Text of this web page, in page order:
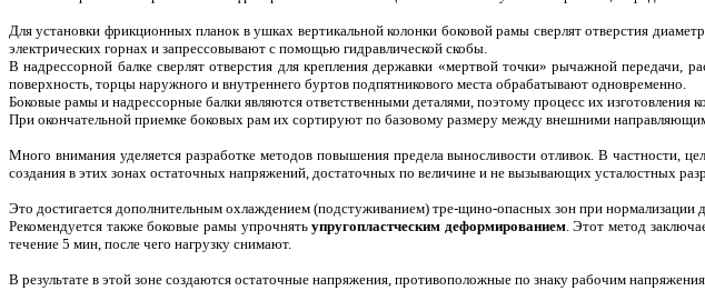
Для установки фрикционных планок в ушках вертикальной колонки боковой рамы сверлят отверстия
электрических горнах и запрессовывают с помощью гидравлической скобы.
В надрессорной балке сверлят отверстия для крепления державки «мертвой точки» рычажной передачи,
поверхность, торцы наружного и внутреннего буртов подпятникового места обрабатывают одновременно.
Боковые рамы и надрессорные балки являются ответственными деталями, поэтому процесс их изготовления
При окончательной приемке боковых рам их сортируют по базовому размеру между внешними
Много внимания уделяется разработке методов повышения предела выносливости отливок. В частности,
создания в этих зонах остаточных напряжений, достаточных по величине и не вызывающих усталостных
Это достигается дополнительным охлаждением (подстуживанием) тре-щино-опасных зон при нормализации
Рекомендуется также боковые рамы упрочнятьупругопластческим деформированием. Этот метод
течение 5 мин, после чего нагрузку снимают.
В результате в этой зоне создаются остаточные напряжения, противоположные по знаку рабочим